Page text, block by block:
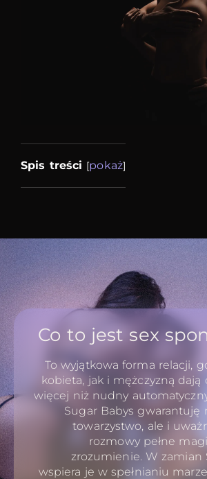
Spis treści [pokaż]
Co to jest sex
To wyjątkowa forma relacji,
kobieta, jak i mężczyzną dają
więcej niż nudny
Sugar Babys gwarantuję
towarzystwo, ale i
rozmowy pełne
zrozumienie. W zamian
wspiera je w spełnianiu